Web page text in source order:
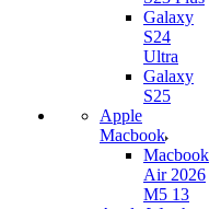
Galaxy
S24
Ultra
Galaxy
S25
Apple
Macbook
Macbook
Air 2026
M5 13